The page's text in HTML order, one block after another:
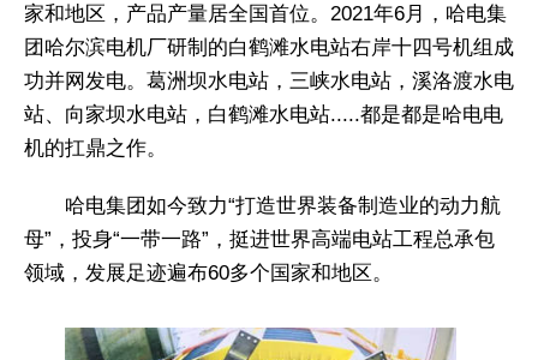
家和地区，产品产量居全国首位。2021年6月，哈电集
团哈尔滨电机厂研制的白鹤滩水电站右岸十四号机组成
功并网发电。葛洲坝水电站，三峡水电站，溪洛渡水电
站、向家坝水电站，白鹤滩水电站.....都是都是哈电电
机的扛鼎之作。
哈电集团如今致力“打造世界装备制造业的动力航
母”，投身“一带一路”，挺进世界高端电站工程总承包
领域，发展足迹遍布60多个国家和地区。